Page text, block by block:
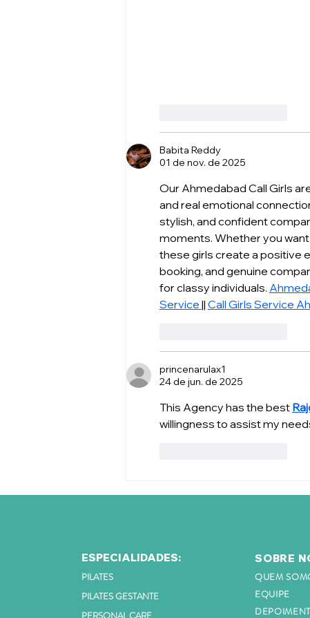
Babita Reddy
01 de nov. de 2025
Our Ahmedabad Call Girls
and real emotional
stylish, and confident
moments. Whether you
these girls create a positive
booking, and genuine
for classy individuals.
Service || Call Girls Service
princenarulax1
24 de jun. de 2025
This Agency has the best
willingness to assist my
ESPECIALIDADES:
PILATES
PILATES GESTANTE
PERSONAL CARE
SOBRE
QUEM SOM
EQUIPE